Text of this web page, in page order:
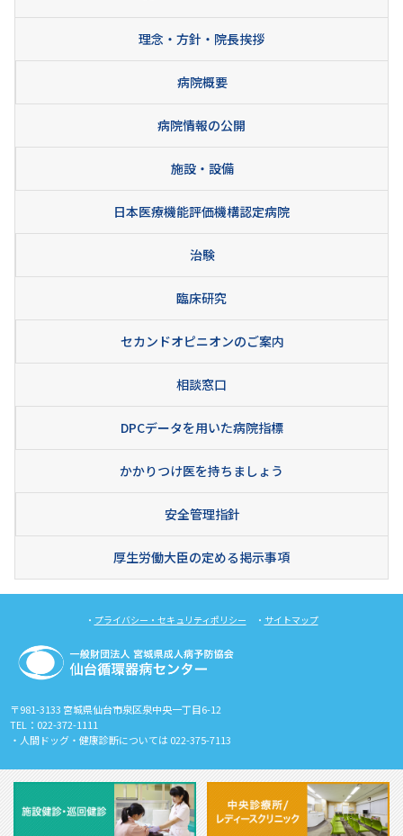
理念・方針・院長挨拶
病院概要
病院情報の公開
施設・設備
日本医療機能評価機構認定病院
治験
臨床研究
セカンドオピニオンのご案内
相談窓口
DPCデータを用いた病院指標
かかりつけ医を持ちましょう
安全管理指針
厚生労働大臣の定める掲示事項
・ プライバシー・セキュリティポリシー ・ サイトマップ
〒981-3133 宮城県仙台市泉区泉中央一丁目6-12
TEL：022-372-1111
・人間ドッグ・健康診断については 022-375-7113